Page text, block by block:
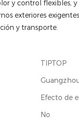
y control flexibles, y
exteriores
y transporte.
TIPTOP
Efecto de
No